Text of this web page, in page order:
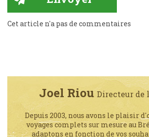
Cet article n'a pas de commentaires
Joel Riou Directeur de
Depuis 2003, nous avons le plaisir
voyages complets sur mesure au
adaptons en fonction de vos